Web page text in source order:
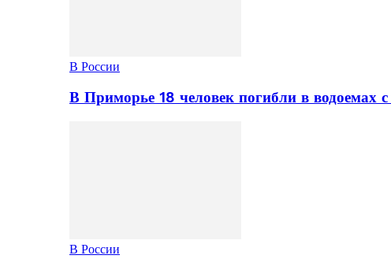
В России
В Приморье 18 человек погибли в водоемах с
В России